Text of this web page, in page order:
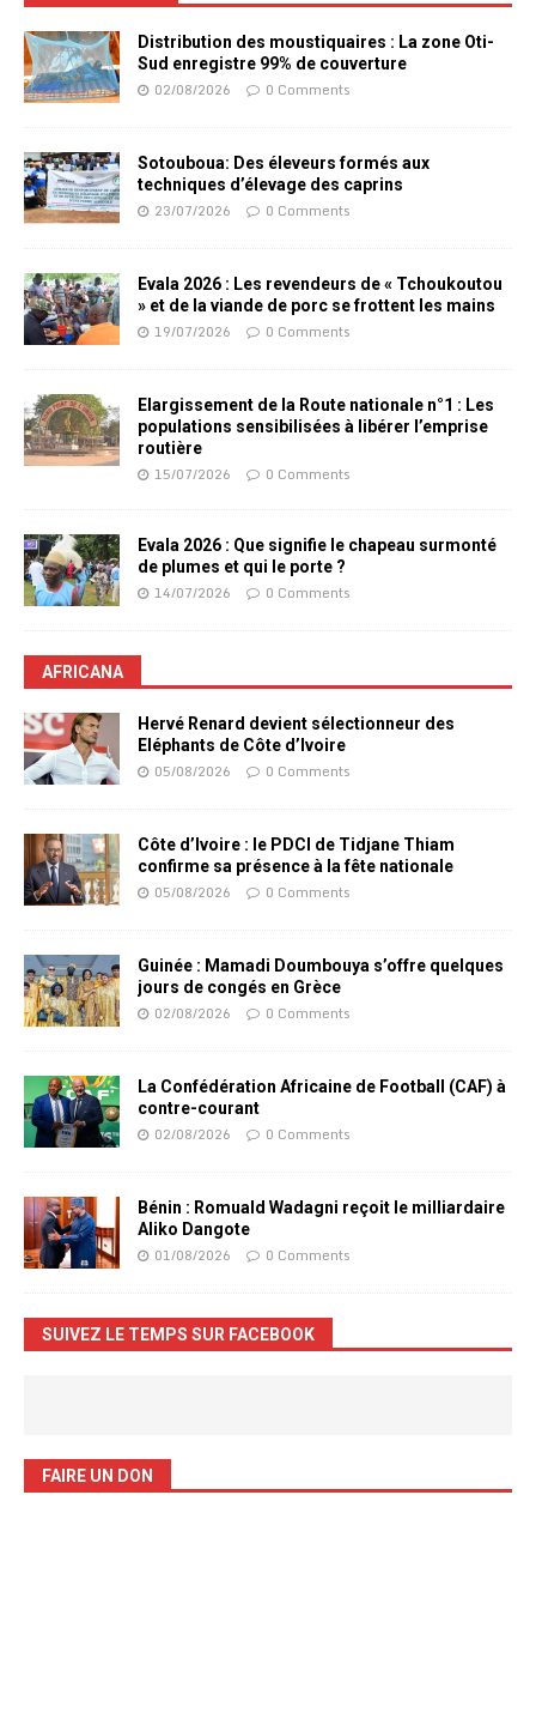
Distribution des moustiquaires : La zone Oti-
Sud enregistre 99% de couverture
02/08/2026 0 Comments
Sotouboua: Des éleveurs formés aux
techniques d’élevage des caprins
23/07/2026 0 Comments
Evala 2026 : Les revendeurs de « Tchoukoutou
» et de la viande de porc se frottent les mains
19/07/2026 0 Comments
Elargissement de la Route nationale n°1 : Les
populations sensibilisées à libérer l’emprise
routière
15/07/2026 0 Comments
Evala 2026 : Que signifie le chapeau surmonté
de plumes et qui le porte ?
14/07/2026 0 Comments
AFRICANA
Hervé Renard devient sélectionneur des
Eléphants de Côte d’Ivoire
05/08/2026 0 Comments
Côte d’Ivoire : le PDCI de Tidjane Thiam
confirme sa présence à la fête nationale
05/08/2026 0 Comments
Guinée : Mamadi Doumbouya s’offre quelques
jours de congés en Grèce
02/08/2026 0 Comments
La Confédération Africaine de Football (CAF) à
contre-courant
02/08/2026 0 Comments
Bénin : Romuald Wadagni reçoit le milliardaire
Aliko Dangote
01/08/2026 0 Comments
SUIVEZ LE TEMPS SUR FACEBOOK
FAIRE UN DON